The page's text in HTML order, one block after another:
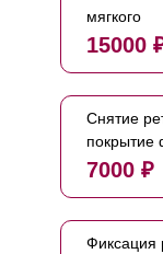
мягкого
15000
Снятие
покрытие
7000 ₽
Фиксация